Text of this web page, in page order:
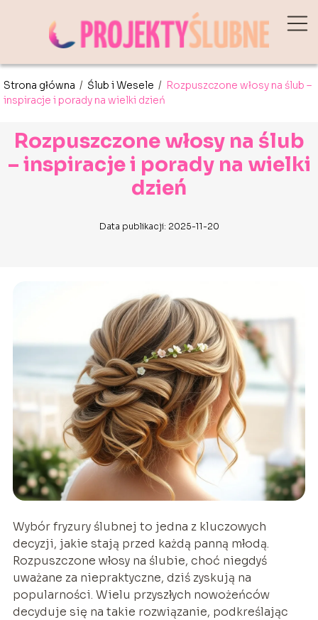
Strona główna / Ślub i Wesele / Rozpuszczone włosy na ślub –
inspiracje i porady na wielki dzień
Rozpuszczone włosy na ślub
– inspiracje i porady na wielki
dzień
Data publikacji: 2025-11-20
Wybór fryzury ślubnej to jedna z kluczowych
decyzji, jakie stają przed każdą panną młodą.
Rozpuszczone włosy na ślubie, choć niegdyś
uważane za niepraktyczne, dziś zyskują na
popularności. Wielu przyszłych nowożeńców
decyduje się na takie rozwiązanie, podkreślając